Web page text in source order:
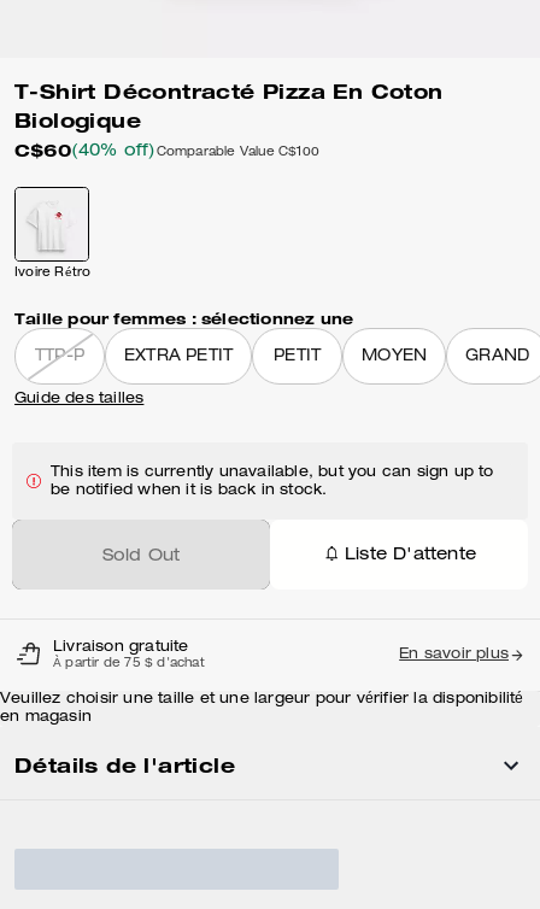
T-Shirt Décontracté Pizza En Coton
Biologique
C$60(40% off) Comparable Value C$100
Ivoire Rétro
Taille pour femmes : sélectionnez une
TTP-P EXTRA PETIT PETIT MOYEN GRAND
Guide des tailles
This item is currently unavailable, but you can sign up to
be notified when it is back in stock.
Sold Out Liste D'attente
Livraison gratuite
À partir de 75 $ d'achat
En savoir plus
Veuillez choisir une taille et une largeur pour vérifier la disponibilité
en magasin
Détails de l'article